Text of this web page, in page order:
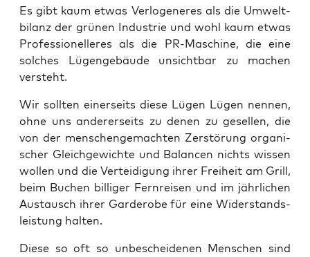
Es gibt kaum etwas Ver­lo­ge­ne­res als die Umwelt­
bi­lanz der grü­nen Indus­trie und wohl kaum etwas
Pro­fes­sio­nel­le­res als die PR-Maschi­ne, die eine
sol­ches Lügen­ge­bäu­de unsicht­bar zu machen
versteht.
Wir soll­ten einer­seits die­se Lügen Lügen nen­nen,
ohne uns ande­rer­seits zu denen zu gesel­len, die
von der men­schen­ge­mach­ten Zer­stö­rung orga­ni­
scher Gleich­ge­wich­te und Balan­cen nichts wis­sen
wol­len und die Ver­tei­di­gung ihrer Frei­heit am Grill,
beim Buchen bil­li­ger Fern­rei­sen und im jähr­li­chen
Aus­tausch ihrer Gar­de­ro­be für eine Wider­stands­
leis­tung halten.
Die­se so oft so unbe­schei­de­nen Men­schen sind